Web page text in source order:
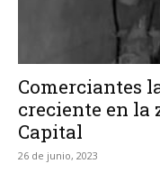
Comerciantes
creciente en la
Capital
26 de junio, 2023